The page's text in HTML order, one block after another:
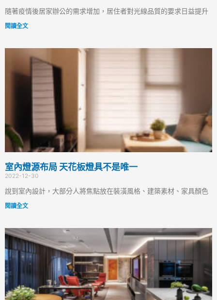
隨著疫情後居家辦公的需求增加，居住者對光線品質的要求日益提升
閱讀全文
室內燈源布局 天花板燈具不是唯一
2022-12-30
說到室內設計，大部分人將焦點放在裝潢風格、建築素材、家具顏色
閱讀全文